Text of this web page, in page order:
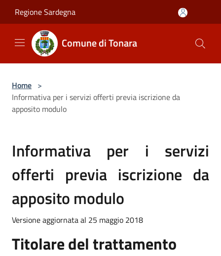
Regione Sardegna
Comune di Tonara
Home >
Informativa per i servizi offerti previa iscrizione da
apposito modulo
Informativa per i servizi
offerti previa iscrizione da
apposito modulo
Versione aggiornata al 25 maggio 2018
Titolare del trattamento